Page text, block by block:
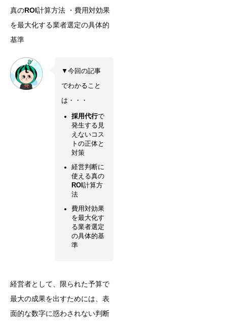
真のROI計算方法 ・費用対効果
を最大化する業者選定の具体的
基準
▼今回の記事
でわかること
は・・・
採用代行で
発生する見
えないコス
トの正体と
対策
経営判断に
使える真の
ROI 計算方
法
費用対効果
を最大化す
る業者選定
の具体的基
準
経営者として、限られた予算で
最大の成果を出すためには、表
面的な数字に惑わされない判断